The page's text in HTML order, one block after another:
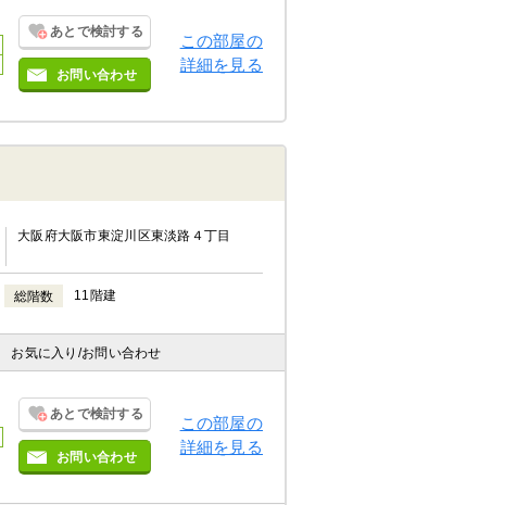
あとで検討する
お問い合わせ
この部屋の
詳細を見る
大阪府大阪市東淀川区東淡路４丁目
総階数 11階建
お気に入り /お問い合わせ
あとで検討する
お問い合わせ
この部屋の
詳細を見る